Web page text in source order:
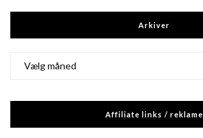
Arkiver
Affiliate links / reklame